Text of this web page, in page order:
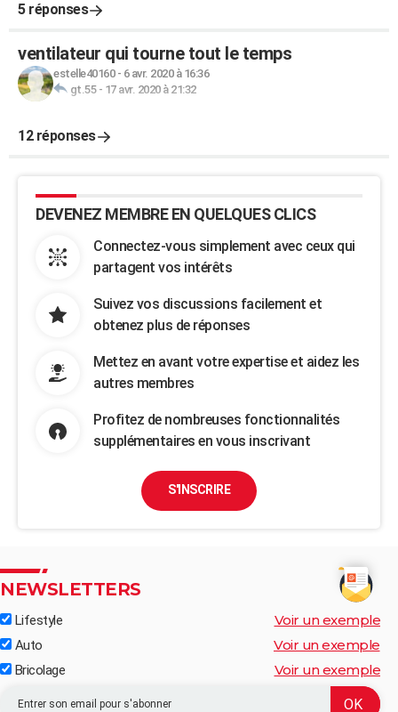
5 réponses
ventilateur qui tourne tout le temps
estelle40160- 6 avr. 2020 à 16:36
gt.55- 17 avr. 2020 à 21:32
12 réponses
DEVENEZ MEMBRE EN QUELQUES CLICS
Connectez-vous simplement avec ceux qui
partagent vos intérêts
Suivez vos discussions facilement et
obtenez plus de réponses
Mettez en avant votre expertise et aidez les
autres membres
Profitez de nombreuses fonctionnalités
supplémentaires en vous inscrivant
S'INSCRIRE
NEWSLETTERS
Lifestyle Voir un exemple
Auto Voir un exemple
Bricolage Voir un exemple